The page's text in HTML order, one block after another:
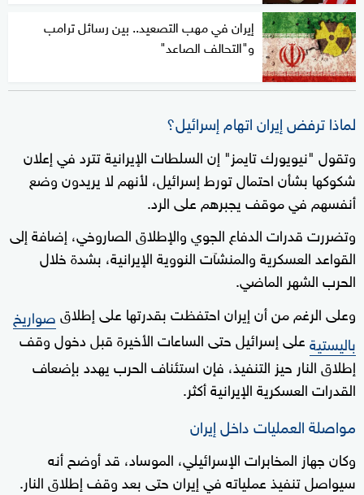
إيران في مهب التصعيد.. بين رسائل ترامب
و"التحالف الصاعد"
لماذا ترفض إيران اتهام إسرائيل؟
وتقول "نيويورك تايمز" إن السلطات الإيرانية تترد في إعلان
شكوكها بشأن احتمال تورط إسرائيل، لأنهم لا يريدون وضع
أنفسهم في موقف يجبرهم على الرد.
وتضررت قدرات الدفاع الجوي والإطلاق الصاروخي، إضافة إلى
القواعد العسكرية والمنشآت النووية الإيرانية، بشدة خلال
الحرب الشهر الماضي.
وعلى الرغم من أن إيران احتفظت بقدرتها على إطلاقصواريخ
باليستيةعلى إسرائيل حتى الساعات الأخيرة قبل دخول وقف
إطلاق النار حيز التنفيذ، فإن استئناف الحرب يهدد بإضعاف
القدرات العسكرية الإيرانية أكثر.
مواصلة العمليات داخل إيران
وكان جهاز المخابرات الإسرائيلي، الموساد، قد أوضح أنه
سيواصل تنفيذ عملياته في إيران حتى بعد وقف إطلاق النار.